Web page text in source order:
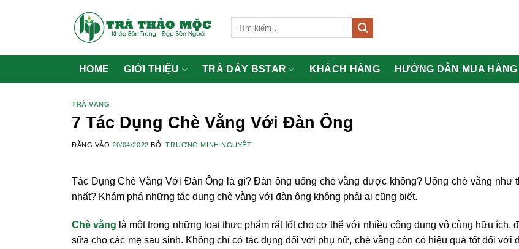
dung
HOME GIỚI THIỆU TRÀ DÂY BSTAR KHÁCH HÀNG HƯỚNG DẪN MUA HÀNG
TRÀ VẰNG
7 Tác Dụng Chè Vằng Với Đàn Ông
ĐĂNG VÀO20/04/2022 BỞITRƯƠNG MINH NGUYỆT
Tác Dụng Chè Vằng Với Đàn Ông là gì? Đàn ông uống chè vằng được không? Uống chè vằng như
nhất? Khám phá những tác dụng chè vằng với đàn ông không phải ai cũng biết.
Chè vằng là một trong những loại thực phẩm rất tốt cho cơ thể với nhiều công dụng vô cùng hữu ích,
sữa cho các mẹ sau sinh. Không chỉ có tác dụng đối với phụ nữ, chè vằng còn có hiệu quả tốt đối với